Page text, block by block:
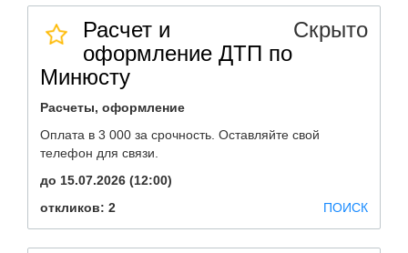
Расчет и
оформление ДТП по
Минюсту
Скрыто
Расчеты, оформление
Оплата в 3 000 за срочность. Оставляйте свой
телефон для связи.
до 15.07.2026 (12:00)
откликов: 2
ПОИСК